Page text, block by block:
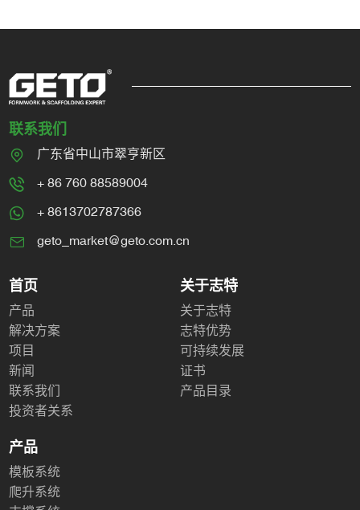
联系我们
广东省中山市翠亨新区
+ 86 760 88589004
+ 8613702787366
geto_market@geto.com.cn
首页
产品
解决方案
项目
新闻
联系我们
投资者关系
关于志特
关于志特
志特优势
可持续发展
证书
产品目录
产品
模板系统
爬升系统